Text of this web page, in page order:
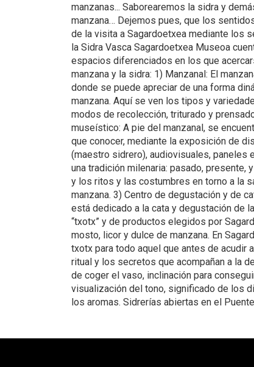
manzanas... Saborearemos la sidra y
manzana… Dejemos pues, que los
de la visita a Sagardoetxea mediante los
la Sidra Vasca Sagardoetxea Museoa
espacios diferenciados en los que
manzana y la sidra: 1) Manzanal: El
donde se puede apreciar de una forma
manzana. Aquí se ven los tipos y
modos de recolección, triturado y
museístico: A pie del manzanal, se
que conocer, mediante la exposición de
(maestro sidrero), audiovisuales, paneles
una tradición milenaria: pasado, presente,
y los ritos y las costumbres en torno a la
manzana. 3) Centro de degustación y de
está dedicado a la cata y degustación de
“txotx” y de productos elegidos por
mosto, licor y dulce de manzana. En
txotx para todo aquel que antes de acudir
ritual y los secretos que acompañan a la
de coger el vaso, inclinación para
visualización del tono, significado de los
los aromas. Sidrerías abiertas en el